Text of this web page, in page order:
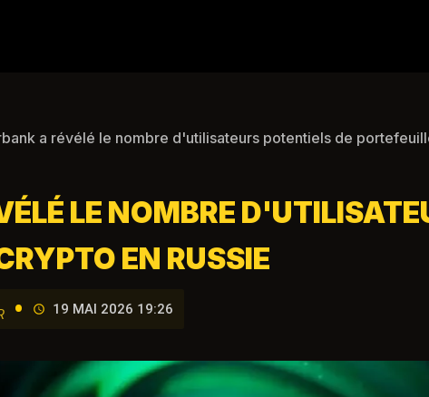
a révélé le nombre d'utilisateurs potentiels de
LE NOMBRE
EN RUSSIE
• 19 MAI 2026 19:26